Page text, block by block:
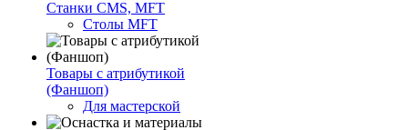
Станки CMS, MFT
Столы MFT
Товары с атрибутикой
(Фаншоп)
Для мастерской